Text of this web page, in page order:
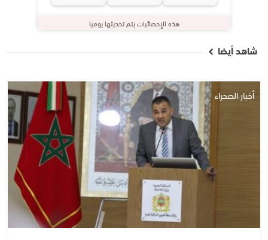
هذه الإحصائيات يتم تحديثها يوميا
شاهد أيضا
أخبار الصحراء